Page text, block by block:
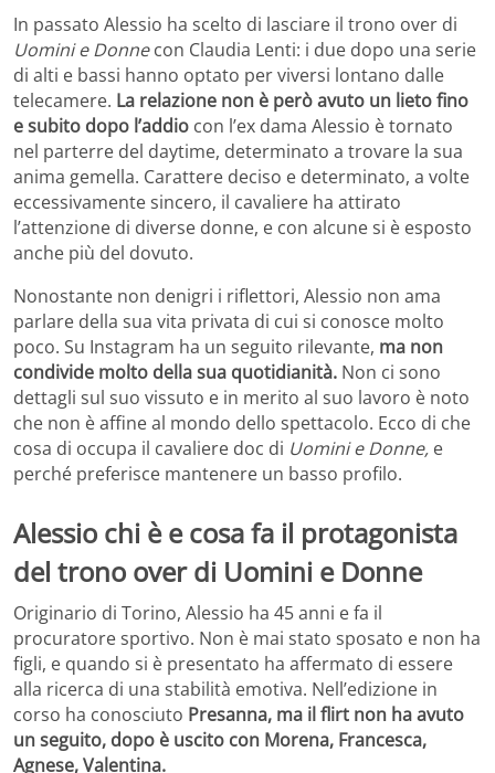
In passato Alessio ha scelto di lasciare il trono over di
Uomini e Donnecon Claudia Lenti: i due dopo una serie
di alti e bassi hanno optato per viversi lontano dalle
telecamere. La relazione non è però avuto un lieto fino
e subito dopo l’addio con l’ex dama Alessio è tornato
nel parterre del daytime, determinato a trovare la sua
anima gemella. Carattere deciso e determinato, a volte
eccessivamente sincero, il cavaliere ha attirato
l’attenzione di diverse donne, e con alcune si è esposto
anche più del dovuto.
Nonostante non denigri i riflettori, Alessio non ama
parlare della sua vita privata di cui si conosce molto
poco. Su Instagram ha un seguito rilevante, ma non
condivide molto della sua quotidianità. Non ci sono
dettagli sul suo vissuto e in merito al suo lavoro è noto
che non è affine al mondo dello spettacolo. Ecco di che
cosa di occupa il cavaliere doc di Uomini e Donne, e
perché preferisce mantenere un basso profilo.
Alessio chi è e cosa fa il protagonista
del trono over di Uomini e Donne
Originario di Torino, Alessio ha 45 anni e fa il
procuratore sportivo. Non è mai stato sposato e non ha
figli, e quando si è presentato ha affermato di essere
alla ricerca di una stabilità emotiva. Nell’edizione in
corso ha conosciuto Presanna, ma il flirt non ha avuto
un seguito, dopo è uscito con Morena, Francesca,
Agnese, Valentina.